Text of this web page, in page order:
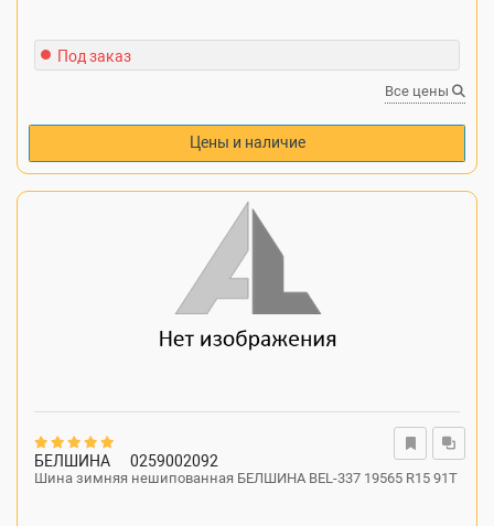
Под заказ
Все цены
Цены и наличие
БЕЛШИНА 0259002092
Шина зимняя нешипованная БЕЛШИНА BEL-337 19565 R15 91T